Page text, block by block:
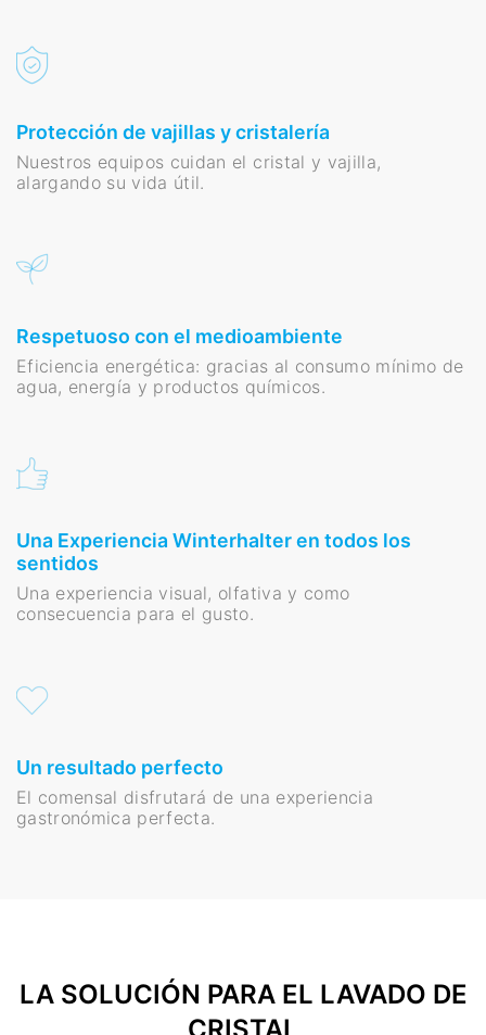
Protección de vajillas y cristalería
Nuestros equipos cuidan el cristal y vajilla,
alargando su vida útil.
Respetuoso con el medioambiente
Eficiencia energética: gracias al consumo mínimo de
agua, energía y productos químicos.
Una Experiencia Winterhalter en todos los
sentidos
Una experiencia visual, olfativa y como
consecuencia para el gusto.
Un resultado perfecto
El comensal disfrutará de una experiencia
gastronómica perfecta.
LA SOLUCIÓN PARA EL LAVADO DE